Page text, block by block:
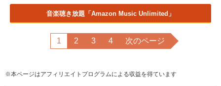
音楽聴き放題「Amazon Music Unlimited」
1 2 3 4 次のページ
※本ページはアフィリエイトプログラムによる収益を得ています